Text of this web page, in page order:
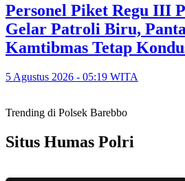
Personel Piket Regu III
Gelar Patroli Biru,
Kamtibmas Tetap
5 Agustus 2026 - 05:19 WITA
Trending di Polsek Barebbo
Situs Humas Polri